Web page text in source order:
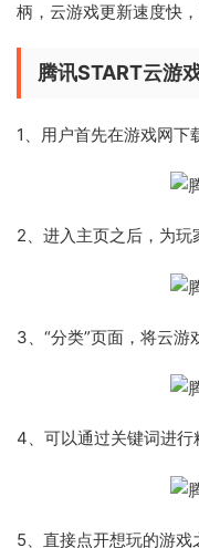
柄，云游戏更新速度快
腾讯START云游
1、用户首先在游戏网下
2、进入主页之后，为玩
3、“分类”页面，将云游
4、可以通过关键词进行
5、直接点开想玩的游戏